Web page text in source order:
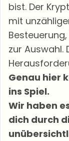
bist. Der
mit
Besteuerung
zur Auswahl.
Genau hier
ins Spiel.
Wir haben
dich durch